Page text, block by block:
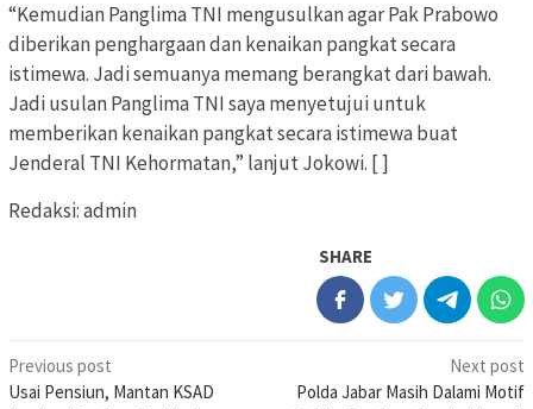
“Kemudian Panglima TNI mengusulkan agar Pak Prabowo
diberikan penghargaan dan kenaikan pangkat secara
istimewa. Jadi semuanya memang berangkat dari bawah.
Jadi usulan Panglima TNI saya menyetujui untuk
memberikan kenaikan pangkat secara istimewa buat
Jenderal TNI Kehormatan,” lanjut Jokowi. [ ]
Redaksi: admin
SHARE
Post
Previous post
Usai Pensiun, Mantan KSAD
Next post
Polda Jabar Masih Dalami Motif